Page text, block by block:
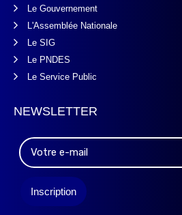
Le Gouvernement
L'Assemblée Nationale
Le SIG
Le PNDES
Le Service Public
NEWSLETTER